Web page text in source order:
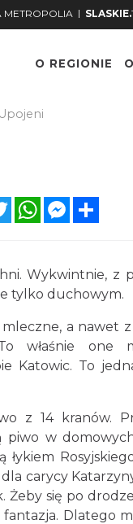
METROPOLIA | SLASKIE.
O REGIONIE
Upojeni
TwitterWhatsAppMessenger
Wykwintnie, z
tylko duchowym.
mleczne, a nawet
właśnie one
Katowic. To
z 14 kranów.
piwo w
łykiem
dla carycy
Żeby się po
Dlatego